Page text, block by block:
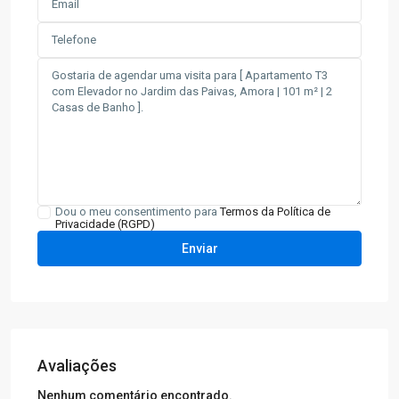
Dou o meu consentimento paraTermos da Política de
Privacidade (RGPD)
Avaliações
Nenhum comentário encontrado.